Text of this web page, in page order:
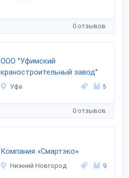
0 отзывов
ООО "Уфимский
краностроительный завод"
Уфа 5
0 отзывов
Компания «Смартэко»
Нижний Новгород 9